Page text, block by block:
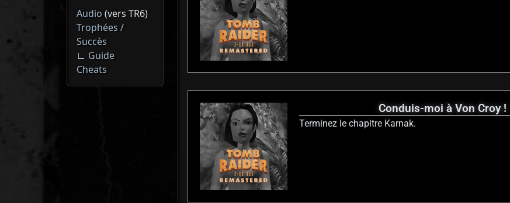
Audio (vers TR6)
Trophées /
Succès
∟ Guide
Cheats
Conduis-moi à Von Croy !
Terminez le chapitre Karnak.